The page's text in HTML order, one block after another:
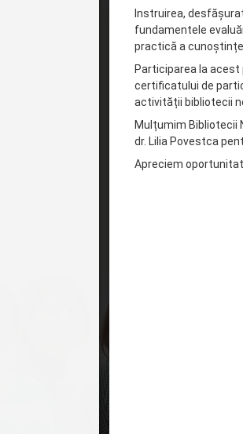
Instruirea,
fundamentele
practică a
Participarea la
certificatului de
activității bibliotecii
Mulțumim Bibliotecii
dr. Lilia Povestca
Apreciem